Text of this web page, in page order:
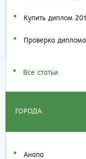
Купить диплом
Проверка диплома
Все статьи
ГОРОДА
Анапа